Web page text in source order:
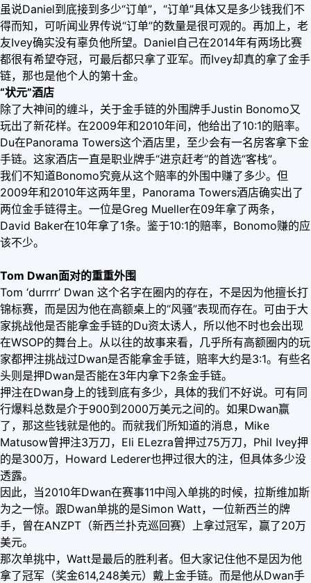
虽说Daniel到底接到多少“订单”，“订单”具体又是多少钱我们不
得而知，可听闻业界传说“订单”的数量是很可观的。再加上，老
友Ivey确实没有辜负他所望。Daniel自己在2014年有两场比赛
都很有希望夺冠，可最后都只拿了亚军。而Ivey却真的拿了金手
链，那也是他个人的第十金。
“状元”酒店
除了大神间的缠斗，关于金手链的外围牌手Justin Bonomo又
玩出了新花样。在2009年和2010年间，他给出了10:1的赔率。
Du在Panorama Towers这个酒店里，至少会有一名房客拿下金
手链。这家酒店一直是职业牌手“进京赶考”的首选“客栈”。
我们不知道Bonomo究竟从这个赔率的外围中赚了多少。但
2009年和2010年这两年里，Panorama Towers酒店确实出了
两位金手链得主。一位是Greg Mueller在09年拿了两条，
David Baker在10年拿了1条。鉴于10:1的赔率，Bonomo赚的应
该不少。
Tom Dwan面对的重重外围
Tom ‘durrrr’ Dwan 这个名字在圈内的存在，不是因为他擅长打
锦标赛，而是因为他在高额桌上的“风骚”表现而存在。可由于大
家挑战他是否能拿金手链的Du资太诱人，所以他不时也会出现
在WSOP的舞台上。从以往的故事来看，几乎所有高额圈内的玩
家都押注挑战过Dwan是否能拿金手链，赔率大约是3:1。有些名
头则是押Dwan是否能在3年内拿下2条金手链。
押注在Dwan身上的钱到底有多少，具体的我们不好说。可有同
行爆料总数是介于900到2000万美元之间的。如果Dwan赢
了，那这些钱就是他的。而就我们所知道的消息，Mike
Matusow曾押注3万刀，Eli ELezra曾押过75万刀，Phil Ivey押
的是300万，Howard Lederer也押过很大的注，但具体多少没
透露。
因此，当2010年Dwan在赛事11中闯入单挑的时候，拉斯维加斯
为之一惊。跟Dwan单挑的是Simon Watt，一位新西兰的牌
手，曾在ANZPT（新西兰扑克巡回赛）上拿过冠军，赢了20万
美元。
那次单挑中，Watt是最后的胜利者。但大家记住他不是因为他
拿了冠军（奖金614,248美元）戴上金手链。而是他从Dwan手